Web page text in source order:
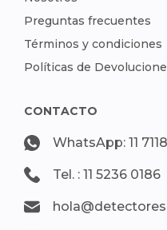
Preguntas frecuentes
Términos y condiciones
Políticas de
CONTACTO
WhatsApp: 11
Tel. : 11 5236 0186